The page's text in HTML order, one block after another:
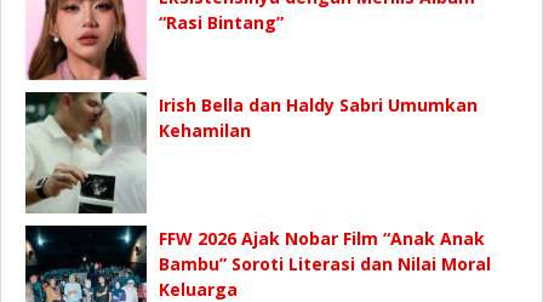
“Rasi Bintang”
Irish Bella dan Haldy Sabri Umumkan
Kehamilan
FFW 2026 Ajak Nobar Film “Anak Anak
Bambu” Soroti Literasi dan Nilai Moral
Keluarga